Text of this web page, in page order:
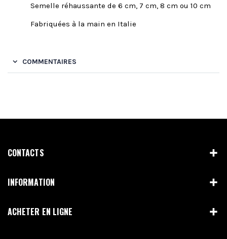
Semelle réhaussante de 6 cm, 7 cm, 8 cm ou 10 cm
Fabriquées à la main en Italie
COMMENTAIRES
CONTACTS
INFORMATION
ACHETER EN LIGNE